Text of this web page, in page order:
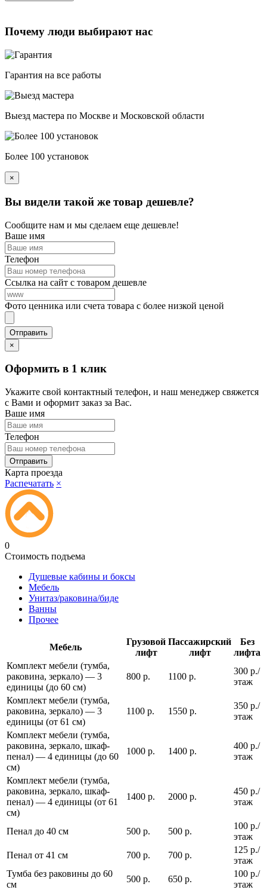
Почему люди выбирают нас
Гарантия на все работы
Выезд мастера по Москве и Московской области
Более 100 установок
×
Вы видели такой же товар дешевле?
Сообщите нам и мы сделаем еще дешевле!
Ваше имя
Телефон
Ссылка на сайт с товаром дешевле
Фото ценника или счета товара с более низкой ценой
×
Оформить в 1 клик
Укажите свой контактный телефон, и наш менеджер свяжется
с Вами и оформит заказ за Вас.
Ваше имя
Телефон
Карта проезда
Распечатать ×
0
Стоимость подъема
Душевые кабины и боксы
Мебель
Унитаз/раковина/биде
Ванны
Прочее
Мебель
Грузовой
лифт
Пассажирский
лифт
Без
лифта
Комплект мебели (тумба,
раковина, зеркало) — 3
единицы (до 60 см)
800 р. 1100 р.
300 р./
этаж
Комплект мебели (тумба,
раковина, зеркало) — 3
единицы (от 61 см)
1100 р. 1550 р.
350 р./
этаж
Комплект мебели (тумба,
раковина, зеркало, шкаф-
пенал) — 4 единицы (до 60
см)
1000 р. 1400 р.
400 р./
этаж
Комплект мебели (тумба,
раковина, зеркало, шкаф-
пенал) — 4 единицы (от 61
см)
1400 р. 2000 р.
450 р./
этаж
Пенал до 40 см 500 р. 500 р.
100 р./
этаж
Пенал от 41 см
700 р. 700 р.
125 р./
этаж
Тумба без раковины до 60
см
500 р. 650 р.
100 р./
этаж